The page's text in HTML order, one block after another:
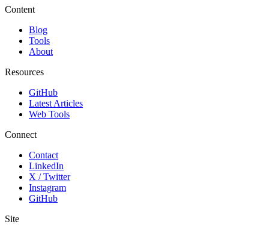
Content
Blog
Tools
About
Resources
GitHub
Latest Articles
Web Tools
Connect
Contact
LinkedIn
X / Twitter
Instagram
GitHub
Site